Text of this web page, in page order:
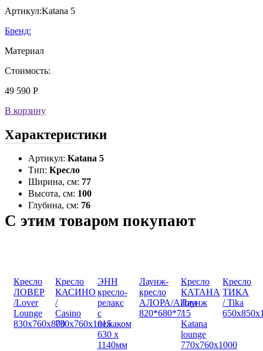
Артикул:Katana 5
Бренд:
Материал
Стоимость:
49 590 Р
В корзину
Характеристики
Артикул: Katana 5
Тип: Кресло
Ширина, см: 77
Высота, см: 100
Глубина, см: 76
С этим товаром покупают
Кресло
ЛОВЕР
/Lover
Lounge
830x760x800
Кресло
КАСИНО
/
Casino
730x760x1015
ЭНН
кресло-
релакс
с
лежаком
630 х
1140мм
Лаунж-
кресло
АЛОРА/Allora
820*680*715
Кресло
КАТАНА
Лаунж
/
Katana
lounge
770x760x1000
Кресло
ТИКА
/ Tika